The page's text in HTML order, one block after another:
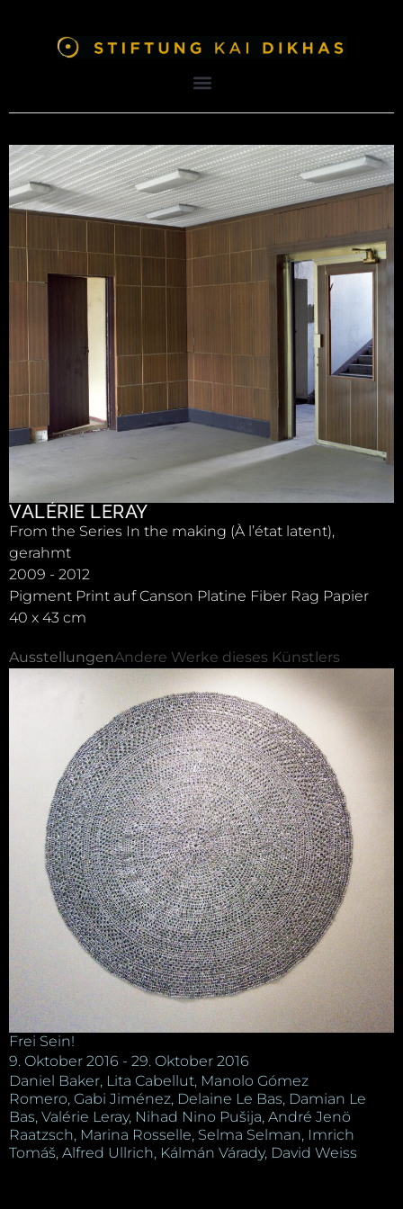
VALÉRIE LERAY
From the Series In the making (À l’état latent),
gerahmt
2009 - 2012
Pigment Print auf Canson Platine Fiber Rag Papier
40 x 43 cm
AusstellungenAndere Werke dieses Künstlers
Frei Sein!
9. Oktober 2016 - 29. Oktober 2016
Daniel Baker, Lita Cabellut, Manolo Gómez
Romero, Gabi Jiménez, Delaine Le Bas, Damian Le
Bas, Valérie Leray, Nihad Nino Pušija, André Jenö
Raatzsch, Marina Rosselle, Selma Selman, Imrich
Tomáš, Alfred Ullrich, Kálmán Várady, David Weiss